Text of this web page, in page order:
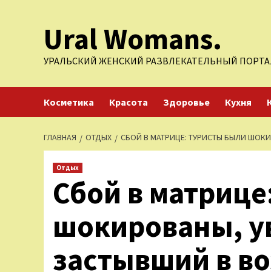
содержимомуUral Womans.
УРАЛЬСКИЙ ЖЕНСКИЙ РАЗВЛЕКАТЕЛЬНЫЙ
Косметика Красота Здоровье Кухня
ГЛАВНАЯ ОТДЫХ СБОЙ В МАТРИЦЕ: ТУРИСТЫ БЫЛИ
Отдых
Сбой в
шокированы,
застывший в